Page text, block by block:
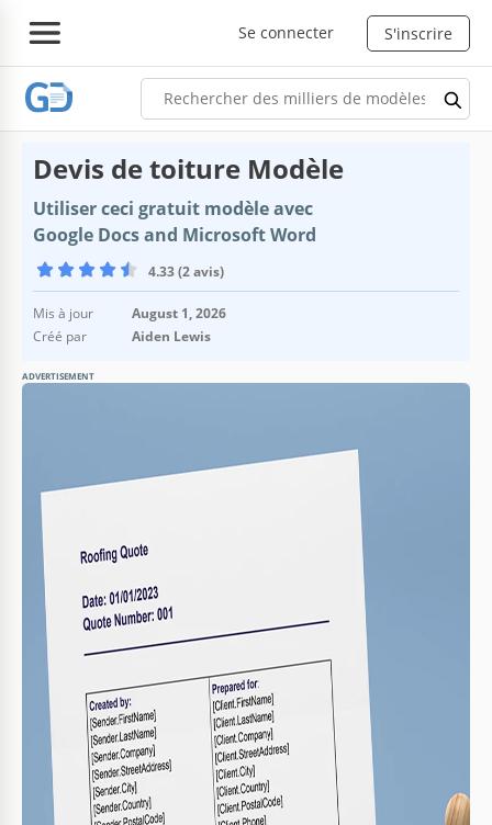
Se connecter S'inscrire
Devis de toiture Modèle
Utiliser ceci gratuit modèle avec
Google Docs and Microsoft Word
4.33 (2 avis)
Mis à jour
August 1, 2026
Créé par
Aiden Lewis
ADVERTISEMENT